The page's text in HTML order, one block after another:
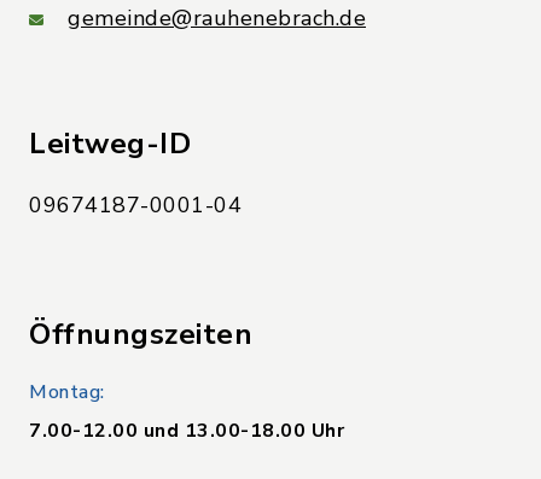
gemeinde@rauhenebrach.de
Leitweg-ID
09674187-0001-04
Öffnungszeiten
Montag:
7.00-12.00 und 13.00-18.00 Uhr